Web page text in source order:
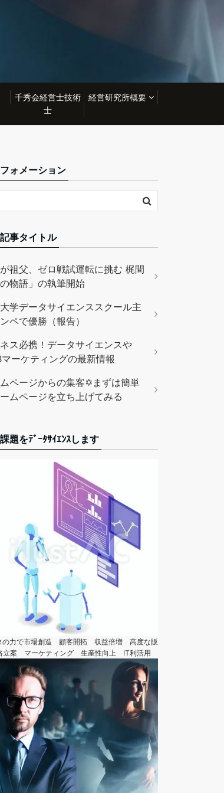
千秀会経営士技術
士
経営研究所概要
ォメーション
事タイトル
が祖父、ゼロ戦試運転に挑む 梶間
物語」の執筆開始
学データサイエンススクール主
ペで優勝（報告）
ス必携！データサイエンスや
マーケティングの最新情報
ページからの集客✡まずは簡単
ムページを立ち上げてみる
題をﾃﾞｰﾀｻｲｴﾝｽします
の力で市場創造 顧客開拓 収益倍増 高度な販
立案 マーケティング 生産性向上 IT利活用